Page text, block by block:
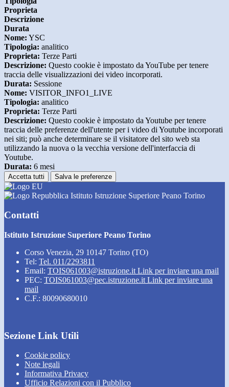
Proprieta
Descrizione
Durata
Nome: YSC
Tipologia: analitico
Proprieta: Terze Parti
Descrizione: Questo cookie è impostato da YouTube per tenere
traccia delle visualizzazioni dei video incorporati.
Durata: Sessione
Nome: VISITOR_INFO1_LIVE
Tipologia: analitico
Proprieta: Terze Parti
Descrizione: Questo cookie è impostato da Youtube per tenere
traccia delle preferenze dell'utente per i video di Youtube incorporati
nei siti; può anche determinare se il visitatore del sito web sta
utilizzando la nuova o la vecchia versione dell'interfaccia di
Youtube.
Durata: 6 mesi
Accetta tutti Salva le preferenze
Istituto Istruzione Superiore Peano Torino
Contatti
Istituto Istruzione Superiore Peano Torino
Corso Venezia, 29 10147 Torino (TO)
Tel: Tel. 011/2293811
Email: TOIS061003@istruzione.it Link per inviare una mail
PEC: TOIS061003@pec.istruzione.it Link per inviare una
mail
C.F.: 80090680010
Sezione Link Utili
Cookie policy
Note legali
Informativa Privacy
Ufficio Relazioni con il Pubblico